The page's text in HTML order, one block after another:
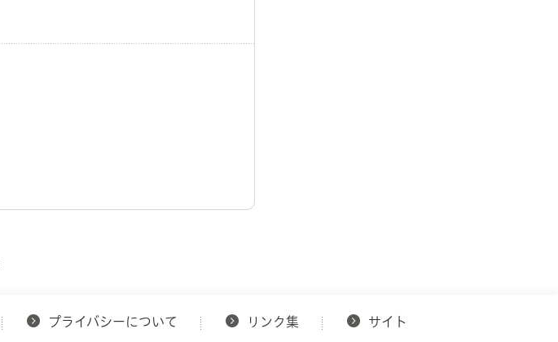
プライバシーについて リンク集 サイト